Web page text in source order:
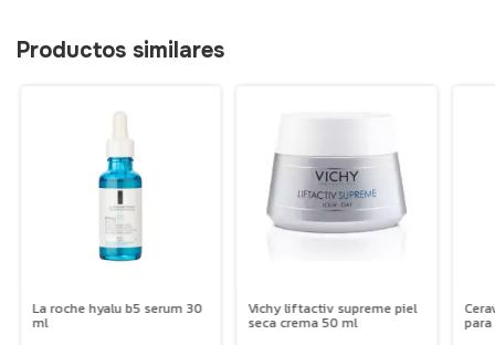
Productos similares
La roche hyalu b5 serum 30
ml
Vichy liftactiv supreme piel
seca crema 50 ml